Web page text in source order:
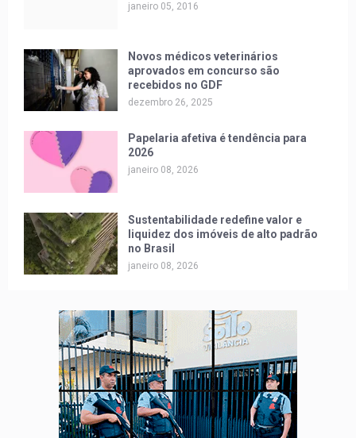
janeiro 05, 2016
Novos médicos veterinários
aprovados em concurso são
recebidos no GDF
dezembro 26, 2025
Papelaria afetiva é tendência para
2026
janeiro 08, 2026
Sustentabilidade redefine valor e
liquidez dos imóveis de alto padrão
no Brasil
janeiro 08, 2026